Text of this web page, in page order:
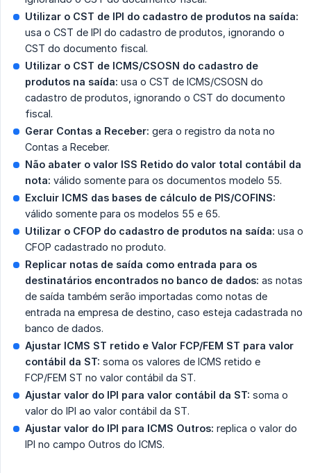
Utilizar o CST de IPI do cadastro de produtos na saída:
usa o CST de IPI do cadastro de produtos, ignorando o
CST do documento fiscal.
Utilizar o CST de ICMS/CSOSN do cadastro de
produtos na saída: usa o CST de ICMS/CSOSN do
cadastro de produtos, ignorando o CST do documento
fiscal.
Gerar Contas a Receber: gera o registro da nota no
Contas a Receber.
Não abater o valor ISS Retido do valor total contábil da
nota: válido somente para os documentos modelo 55.
Excluir ICMS das bases de cálculo de PIS/COFINS:
válido somente para os modelos 55 e 65.
Utilizar o CFOP do cadastro de produtos na saída: usa o
CFOP cadastrado no produto.
Replicar notas de saída como entrada para os
destinatários encontrados no banco de dados: as notas
de saída também serão importadas como notas de
entrada na empresa de destino, caso esteja cadastrada no
banco de dados.
Ajustar ICMS ST retido e Valor FCP/FEM ST para valor
contábil da ST: soma os valores de ICMS retido e
FCP/FEM ST no valor contábil da ST.
Ajustar valor do IPI para valor contábil da ST: soma o
valor do IPI ao valor contábil da ST.
Ajustar valor do IPI para ICMS Outros: replica o valor do
IPI no campo Outros do ICMS.